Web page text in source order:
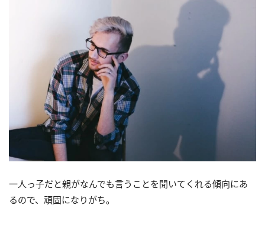
一人っ子だと親がなんでも言うことを聞いてくれる傾向にあ
るので、頑固になりがち。